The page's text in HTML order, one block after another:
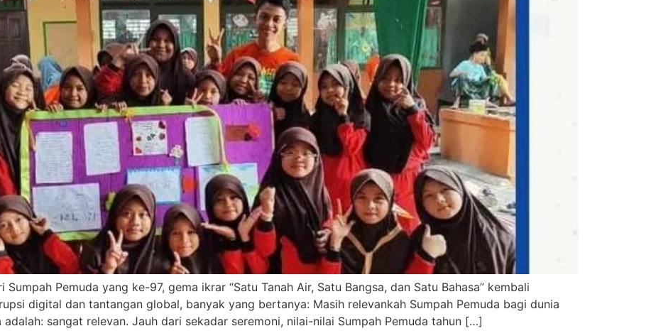
Pemuda yang ke-97, gema ikrar “Satu Tanah Air, Satu Bangsa, dan Satu Bahasa” kembali
digital dan tantangan global, banyak yang bertanya: Masih relevankah Sumpah Pemuda bagi dunia
adalah: sangat relevan. Jauh dari sekadar seremoni, nilai-nilai Sumpah Pemuda tahun […]